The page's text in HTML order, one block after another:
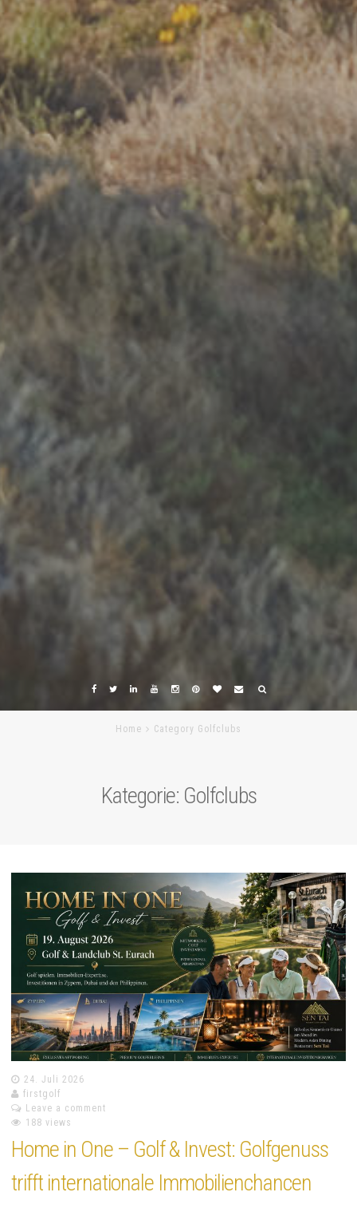
Home Category Golfclubs
Kategorie: Golfclubs
24. Juli 2026
firstgolf
Leave a comment
188 views
Home in One – Golf & Invest: Golfgenuss
trifft internationale Immobilienchancen